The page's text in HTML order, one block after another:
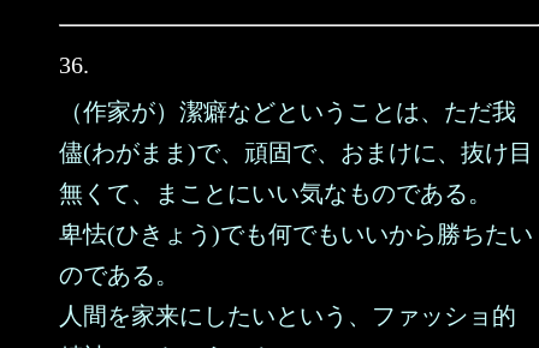
36.
（作家が）潔癖などということは、ただ我
儘(わがまま)で、頑固で、おまけに、抜け目
無くて、まことにいい気なものである。
卑怯(ひきょう)でも何でもいいから勝ちたい
のである。
人間を家来にしたいという、ファッショ的